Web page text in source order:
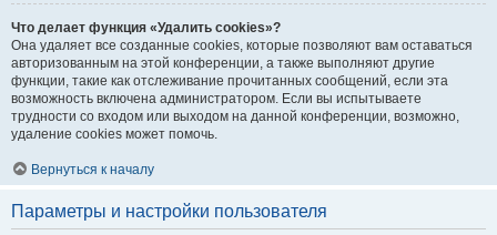
Что делает функция «Удалить cookies»?
Она удаляет все созданные cookies, которые позволяют вам оставаться
авторизованным на этой конференции, а также выполняют другие
функции, такие как отслеживание прочитанных сообщений, если эта
возможность включена администратором. Если вы испытываете
трудности со входом или выходом на данной конференции, возможно,
удаление cookies может помочь.
Вернуться к началу
Параметры и настройки пользователя